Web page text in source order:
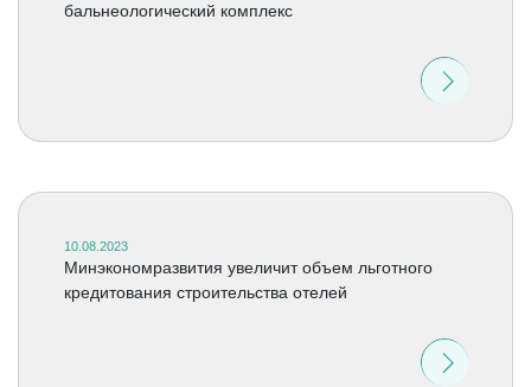
бальнеологический комплекс
10.08.2023
Минэкономразвития увеличит объем льготного
кредитования строительства отелей